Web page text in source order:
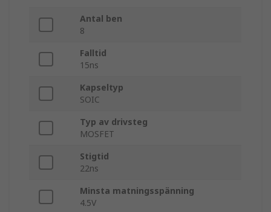
Antal ben
8
Falltid
15ns
Kapseltyp
SOIC
Typ av drivsteg
MOSFET
Stigtid
22ns
Minsta matningsspänning
4.5V